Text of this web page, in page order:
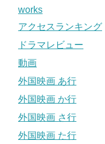
works
アクセスランキング
ドラマレビュー
動画
外国映画 あ行
外国映画 か行
外国映画 さ行
外国映画 た行